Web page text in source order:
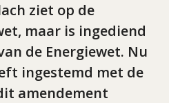
ziet op de
maar is ingediend
de Energiewet. Nu
ingestemd met de
amendement